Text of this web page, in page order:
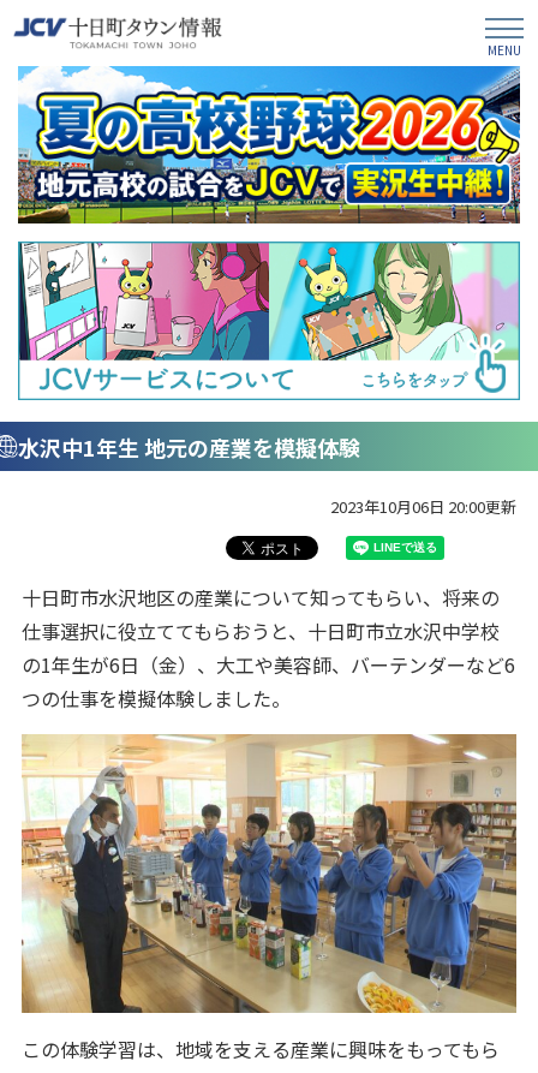
水沢中1年生 地元の産業を模擬体験
2023年10月06日 20:00更新
十日町市水沢地区の産業について知ってもらい、将来の
仕事選択に役立ててもらおうと、十日町市立水沢中学校
の1年生が6日（金）、大工や美容師、バーテンダーなど6
つの仕事を模擬体験しました。
この体験学習は、地域を支える産業に興味をもってもら